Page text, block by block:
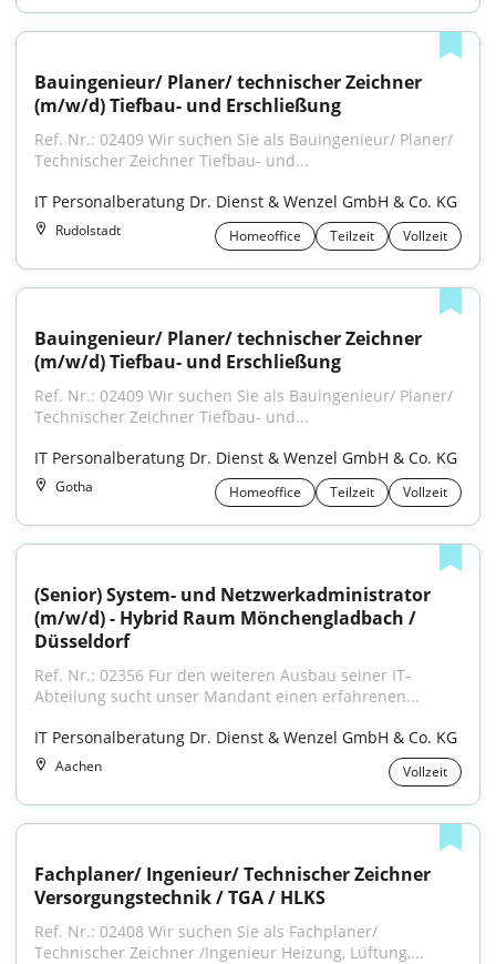
Bauingenieur/ Planer/ technischer Zeichner
(m/w/d) Tiefbau- und Erschließung
Ref. Nr.: 02409 Wir suchen Sie als Bauingenieur/ Planer/
Technischer Zeichner Tiefbau- und...
IT Personalberatung Dr. Dienst & Wenzel GmbH & Co. KG
Rudolstadt Homeoffice Teilzeit Vollzeit
Bauingenieur/ Planer/ technischer Zeichner
(m/w/d) Tiefbau- und Erschließung
Ref. Nr.: 02409 Wir suchen Sie als Bauingenieur/ Planer/
Technischer Zeichner Tiefbau- und...
IT Personalberatung Dr. Dienst & Wenzel GmbH & Co. KG
Gotha Homeoffice Teilzeit Vollzeit
(Senior) System- und Netzwerkadministrator
(m/w/d) - Hybrid Raum Mönchengladbach /
Düsseldorf
Ref. Nr.: 02356 Für den weiteren Ausbau seiner IT-
Abteilung sucht unser Mandant einen erfahrenen...
IT Personalberatung Dr. Dienst & Wenzel GmbH & Co. KG
Aachen Vollzeit
Fachplaner/ Ingenieur/ Technischer Zeichner
Versorgungstechnik / TGA / HLKS
Ref. Nr.: 02408 Wir suchen Sie als Fachplaner/
Technischer Zeichner /Ingenieur Heizung, Lüftung,...